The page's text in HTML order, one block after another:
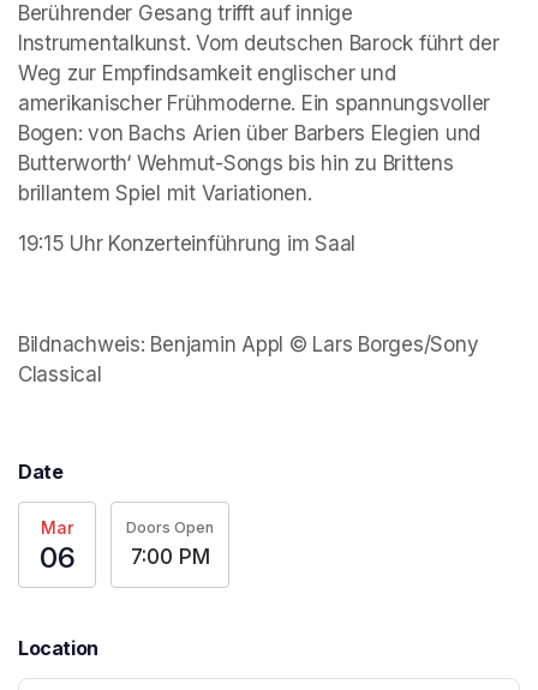
Berührender Gesang trifft auf innige
Instrumentalkunst. Vom deutschen Barock führt der
Weg zur Empfindsamkeit englischer und
amerikanischer Frühmoderne. Ein spannungsvoller
Bogen: von Bachs Arien über Barbers Elegien und
Butterworth‘ Wehmut-Songs bis hin zu Brittens
brillantem Spiel mit Variationen.
19:15 Uhr Konzerteinführung im Saal
Bildnachweis: Benjamin Appl © Lars Borges/Sony
Classical
Date
Mar
06
Doors Open
7:00 PM
Location